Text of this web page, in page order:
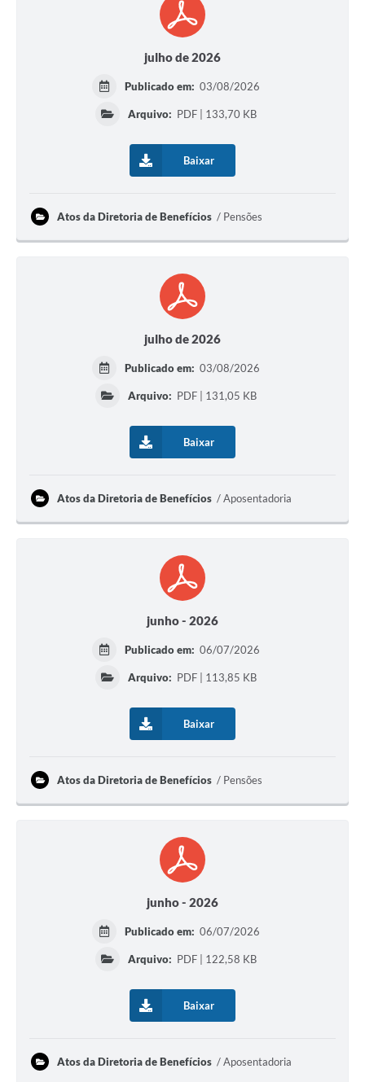
julho de 2026
Publicado em: 03/08/2026
Arquivo: PDF | 133,70 KB
Baixar
Atos da Diretoria de Benefícios Pensões
julho de 2026
Publicado em: 03/08/2026
Arquivo: PDF | 131,05 KB
Baixar
Atos da Diretoria de Benefícios Aposentadoria
junho - 2026
Publicado em: 06/07/2026
Arquivo: PDF | 113,85 KB
Baixar
Atos da Diretoria de Benefícios Pensões
junho - 2026
Publicado em: 06/07/2026
Arquivo: PDF | 122,58 KB
Baixar
Atos da Diretoria de Benefícios Aposentadoria